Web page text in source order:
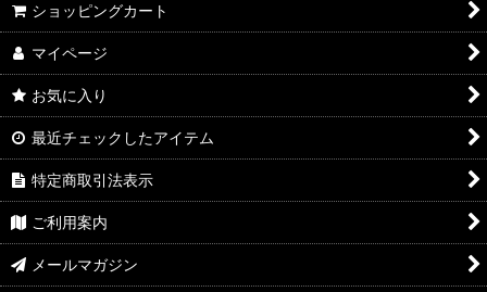
ショッピングカート
マイページ
お気に入り
最近チェックしたアイテム
特定商取引法表示
ご利用案内
メールマガジン